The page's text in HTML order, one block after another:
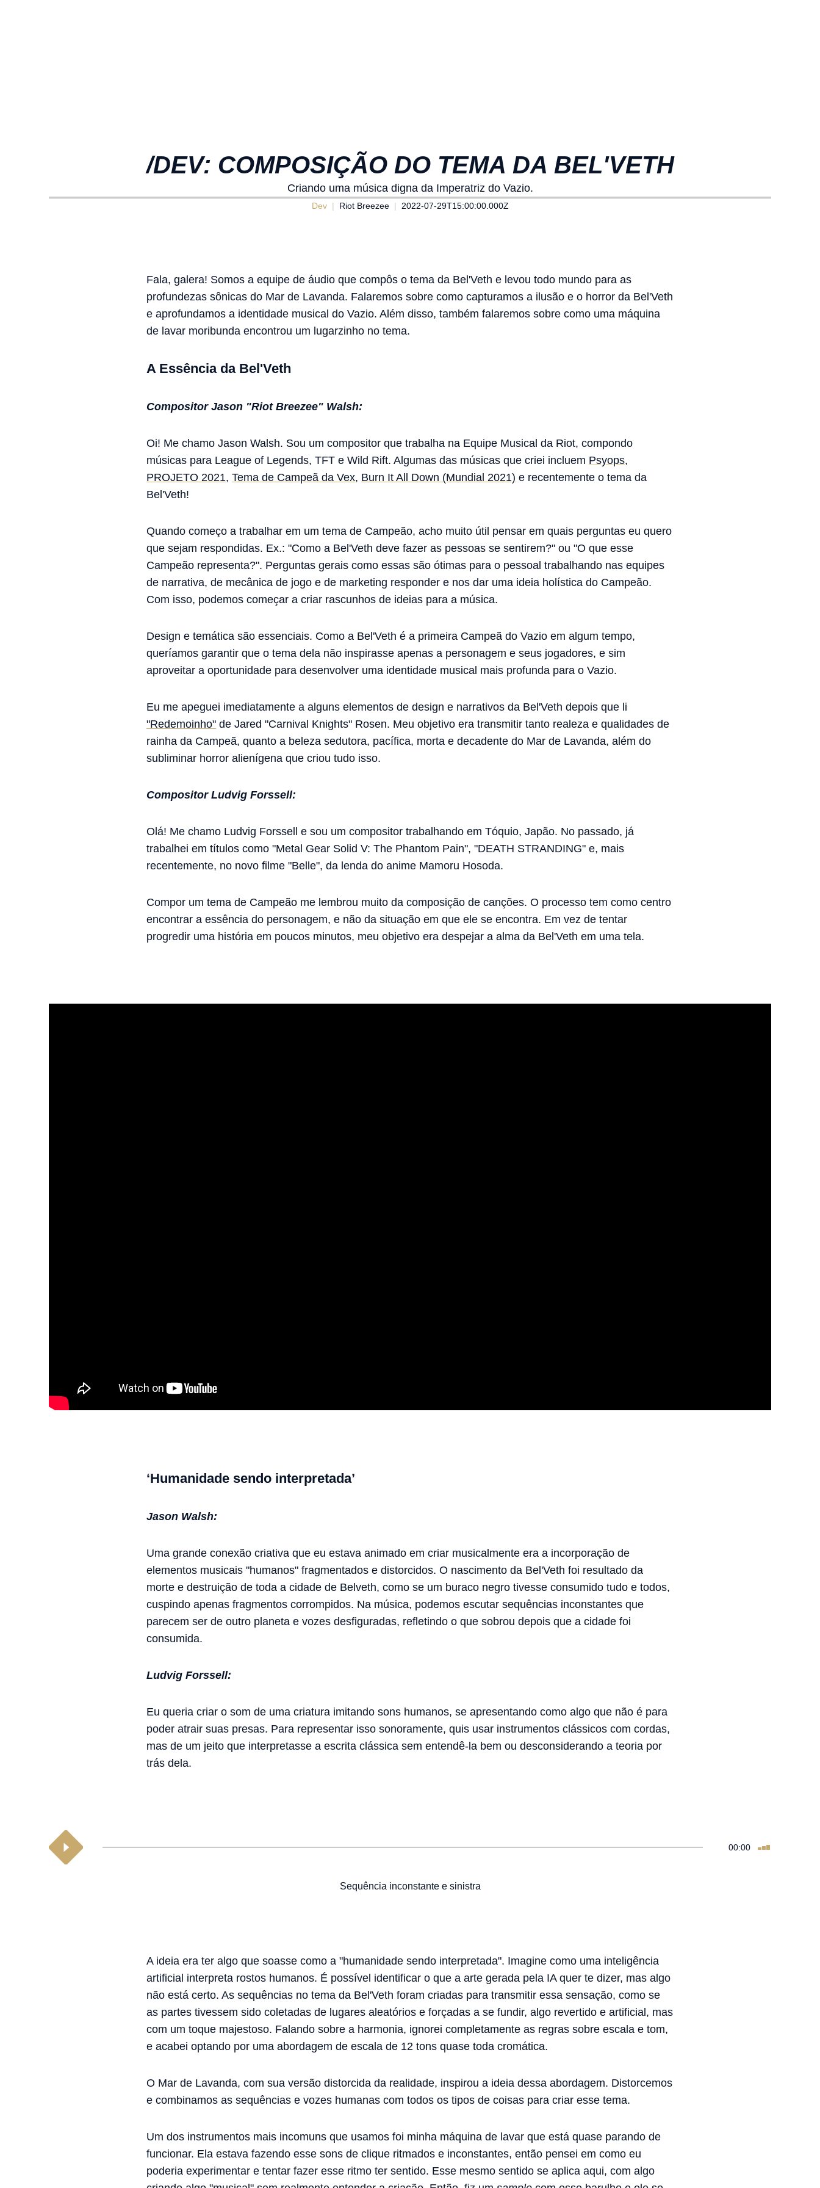
/DEV: COMPOSIÇÃO DO TEMA DA BEL'VETH
Criando uma música digna da Imperatriz do Vazio.
Dev Riot Breezee 2022-07-29T15:00:00.000Z
Fala, galera! Somos a equipe de áudio que compôs o tema da Bel'Veth e levou todo mundo para as
profundezas sônicas do Mar de Lavanda. Falaremos sobre como capturamos a ilusão e o horror da Bel'Veth
e aprofundamos a identidade musical do Vazio. Além disso, também falaremos sobre como uma máquina
de lavar moribunda encontrou um lugarzinho no tema.
A Essência da Bel'Veth
Compositor Jason "Riot Breezee" Walsh:
Oi! Me chamo Jason Walsh. Sou um compositor que trabalha na Equipe Musical da Riot, compondo
músicas para League of Legends, TFT e Wild Rift. Algumas das músicas que criei incluem Psyops,
PROJETO 2021, Tema de Campeã da Vex, Burn It All Down (Mundial 2021) e recentemente o tema da
Bel'Veth!
Quando começo a trabalhar em um tema de Campeão, acho muito útil pensar em quais perguntas eu quero
que sejam respondidas. Ex.: "Como a Bel'Veth deve fazer as pessoas se sentirem?" ou "O que esse
Campeão representa?". Perguntas gerais como essas são ótimas para o pessoal trabalhando nas equipes
de narrativa, de mecânica de jogo e de marketing responder e nos dar uma ideia holística do Campeão.
Com isso, podemos começar a criar rascunhos de ideias para a música.
Design e temática são essenciais. Como a Bel'Veth é a primeira Campeã do Vazio em algum tempo,
queríamos garantir que o tema dela não inspirasse apenas a personagem e seus jogadores, e sim
aproveitar a oportunidade para desenvolver uma identidade musical mais profunda para o Vazio.
Eu me apeguei imediatamente a alguns elementos de design e narrativos da Bel'Veth depois que li
"Redemoinho" de Jared "Carnival Knights" Rosen. Meu objetivo era transmitir tanto realeza e qualidades de
rainha da Campeã, quanto a beleza sedutora, pacífica, morta e decadente do Mar de Lavanda, além do
subliminar horror alienígena que criou tudo isso.
Compositor Ludvig Forssell:
Olá! Me chamo Ludvig Forssell e sou um compositor trabalhando em Tóquio, Japão. No passado, já
trabalhei em títulos como "Metal Gear Solid V: The Phantom Pain", "DEATH STRANDING" e, mais
recentemente, no novo filme "Belle", da lenda do anime Mamoru Hosoda.
Compor um tema de Campeão me lembrou muito da composição de canções. O processo tem como centro
encontrar a essência do personagem, e não da situação em que ele se encontra. Em vez de tentar
progredir uma história em poucos minutos, meu objetivo era despejar a alma da Bel'Veth em uma tela.
‘Humanidade sendo interpretada’
Jason Walsh:
Uma grande conexão criativa que eu estava animado em criar musicalmente era a incorporação de
elementos musicais "humanos" fragmentados e distorcidos. O nascimento da Bel'Veth foi resultado da
morte e destruição de toda a cidade de Belveth, como se um buraco negro tivesse consumido tudo e todos,
cuspindo apenas fragmentos corrompidos. Na música, podemos escutar sequências inconstantes que
parecem ser de outro planeta e vozes desfiguradas, refletindo o que sobrou depois que a cidade foi
consumida.
Ludvig Forssell:
Eu queria criar o som de uma criatura imitando sons humanos, se apresentando como algo que não é para
poder atrair suas presas. Para representar isso sonoramente, quis usar instrumentos clássicos com cordas,
mas de um jeito que interpretasse a escrita clássica sem entendê-la bem ou desconsiderando a teoria por
trás dela.
00:00
Sequência inconstante e sinistra
A ideia era ter algo que soasse como a "humanidade sendo interpretada". Imagine como uma inteligência
artificial interpreta rostos humanos. É possível identificar o que a arte gerada pela IA quer te dizer, mas algo
não está certo. As sequências no tema da Bel'Veth foram criadas para transmitir essa sensação, como se
as partes tivessem sido coletadas de lugares aleatórios e forçadas a se fundir, algo revertido e artificial, mas
com um toque majestoso. Falando sobre a harmonia, ignorei completamente as regras sobre escala e tom,
e acabei optando por uma abordagem de escala de 12 tons quase toda cromática.
O Mar de Lavanda, com sua versão distorcida da realidade, inspirou a ideia dessa abordagem. Distorcemos
e combinamos as sequências e vozes humanas com todos os tipos de coisas para criar esse tema.
Um dos instrumentos mais incomuns que usamos foi minha máquina de lavar que está quase parando de
funcionar. Ela estava fazendo esse sons de clique ritmados e inconstantes, então pensei em como eu
poderia experimentar e tentar fazer esse ritmo ter sentido. Esse mesmo sentido se aplica aqui, com algo